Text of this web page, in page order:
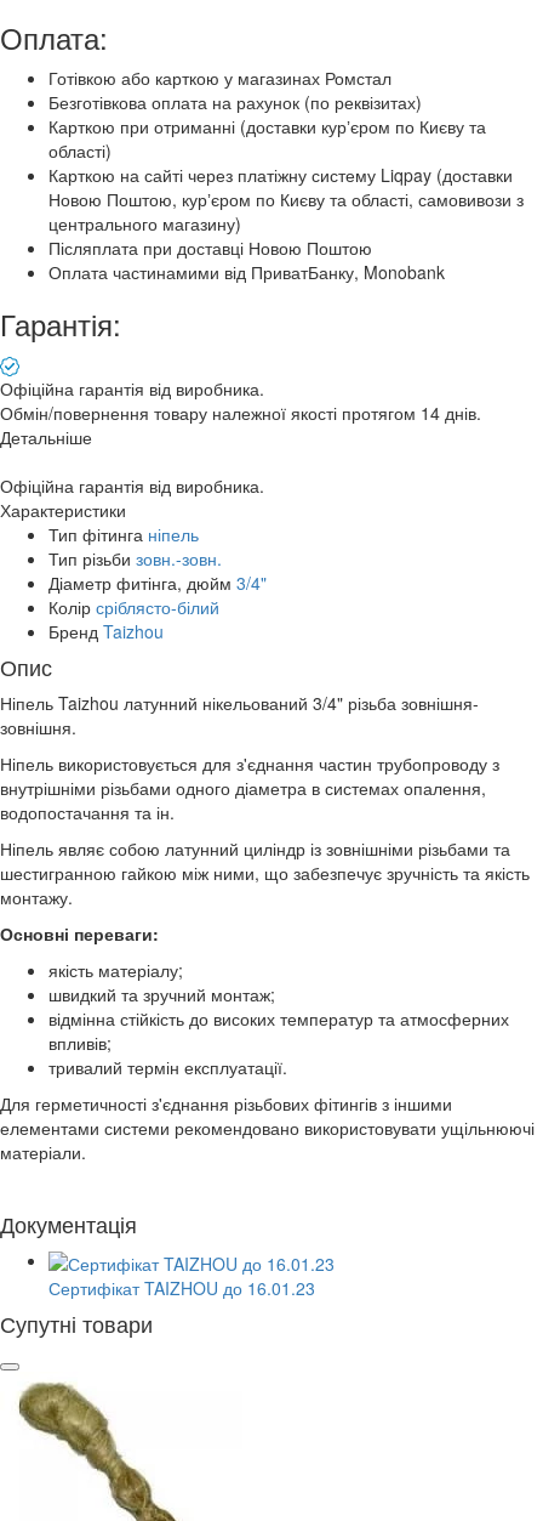
Оплата:
Готівкою або карткою у магазинах Ромстал
Безготівкова оплата на рахунок (по реквізитах)
Карткою при отриманні (доставки курʼєром по Києву та
області)
Карткою на сайті через платіжну систему Liqpay (доставки
Новою Поштою, курʼєром по Києву та області, самовивози з
центрального магазину)
Післяплата при доставці Новою Поштою
Оплата частинамими від ПриватБанку, Monobank
Гарантія:
Офіційна гарантія від виробника.
Обмін/повернення товару належної якості протягом 14 днів.
Детальніше
Офіційна гарантія від виробника.
Характеристики
Тип фітинга ніпель
Тип різьби зовн.-зовн.
Діаметр фитінга, дюйм 3/4"
Колір сріблясто-білий
Бренд Taizhou
Опис
Ніпель Taizhou латунний нікельований 3/4" різьба зовнішня-
зовнішня.
Ніпель використовується для з'єднання частин трубопроводу з
внутрішніми різьбами одного діаметра в системах опалення,
водопостачання та ін.
Ніпель являє собою латунний циліндр із зовнішніми різьбами та
шестигранною гайкою між ними, що забезпечує зручність та якість
монтажу.
Основні переваги:
якість матеріалу;
швидкий та зручний монтаж;
відмінна стійкість до високих температур та атмосферних
впливів;
тривалий термін експлуатації.
Для герметичності з'єднання різьбових фітингів з іншими
елементами системи рекомендовано використовувати ущільнюючі
матеріали.
Документація
Сертифікат TAIZHOU до 16.01.23
Супутні товари